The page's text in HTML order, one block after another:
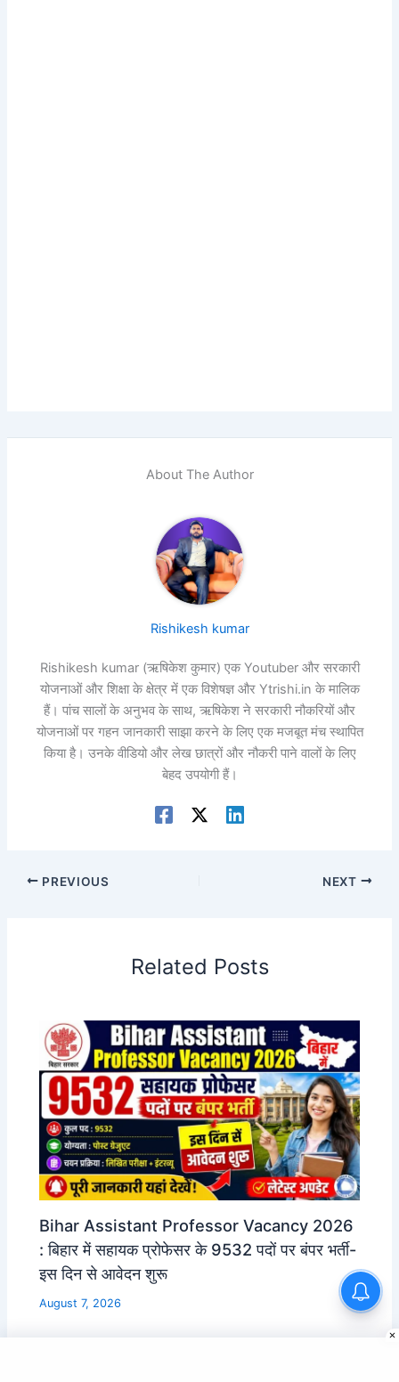
About The Author
Rishikesh kumar
Rishikesh kumar (ऋषिकेश कुमार) एक Youtuber और सरकारी
योजनाओं और शिक्षा के क्षेत्र में एक विशेषज्ञ और Ytrishi.in के मालिक
हैं। पांच सालों के अनुभव के साथ, ऋषिकेश ने सरकारी नौकरियों और
योजनाओं पर गहन जानकारी साझा करने के लिए एक मजबूत मंच स्थापित
किया है। उनके वीडियो और लेख छात्रों और नौकरी पाने वालों के लिए
बेहद उपयोगी हैं।
PREVIOUS NEXT
Related Posts
Bihar Assistant Professor Vacancy 2026
: बिहार में सहायक प्रोफेसर के 9532 पदों पर बंपर भर्ती-
इस दिन से आवेदन शुरू
August 7, 2026